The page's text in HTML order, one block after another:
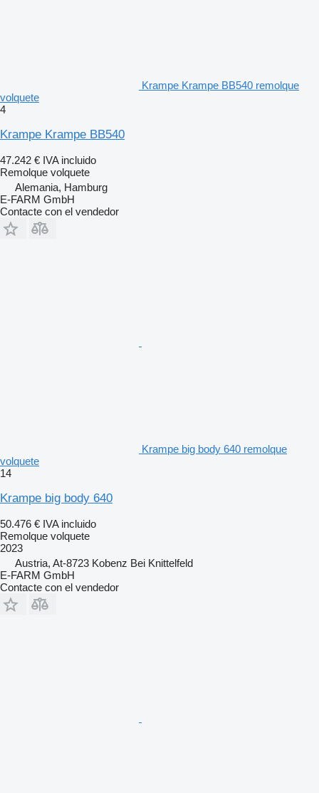
Krampe Krampe BB540 remolque
volquete
4
Krampe Krampe BB540
47.242 € IVA incluido
Remolque volquete
Alemania, Hamburg
E-FARM GmbH
Contacte con el vendedor
Krampe big body 640 remolque
volquete
14
Krampe big body 640
50.476 € IVA incluido
Remolque volquete
2023
Austria, At-8723 Kobenz Bei Knittelfeld
E-FARM GmbH
Contacte con el vendedor